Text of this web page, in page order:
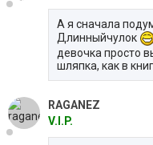
А я сначала
Длинныйчулок
девочка просто
шляпка, как в
RAGANEZ
V.I.P.